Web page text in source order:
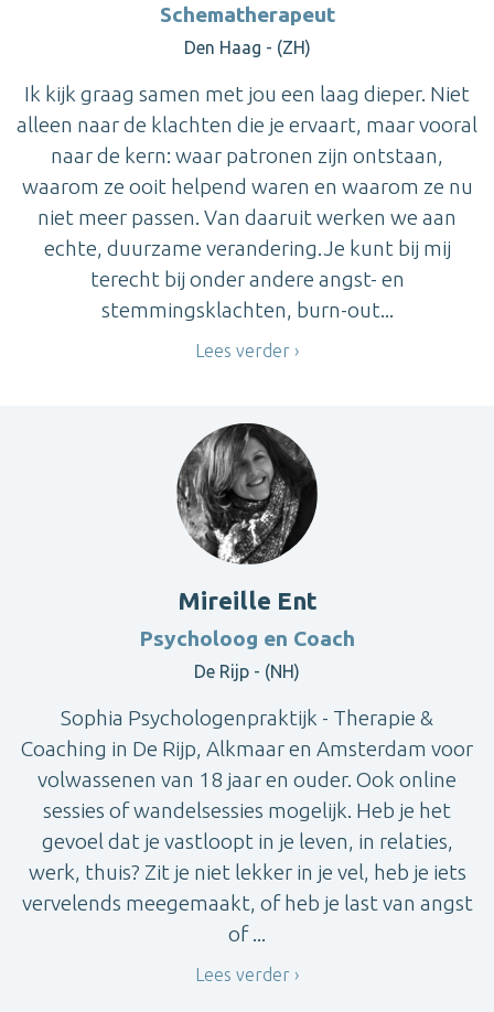
Schematherapeut
Den Haag - (ZH)
Ik kijk graag samen met jou een laag dieper. Niet
alleen naar de klachten die je ervaart, maar vooral
naar de kern: waar patronen zijn ontstaan,
waarom ze ooit helpend waren en waarom ze nu
niet meer passen. Van daaruit werken we aan
echte, duurzame verandering.Je kunt bij mij
terecht bij onder andere angst- en
stemmingsklachten, burn-out...
Lees verder
Mireille Ent
Psycholoog en Coach
De Rijp - (NH)
Sophia Psychologenpraktijk - Therapie &
Coaching in De Rijp, Alkmaar en Amsterdam voor
volwassenen van 18 jaar en ouder. Ook online
sessies of wandelsessies mogelijk. Heb je het
gevoel dat je vastloopt in je leven, in relaties,
werk, thuis? Zit je niet lekker in je vel, heb je iets
vervelends meegemaakt, of heb je last van angst
of ...
Lees verder